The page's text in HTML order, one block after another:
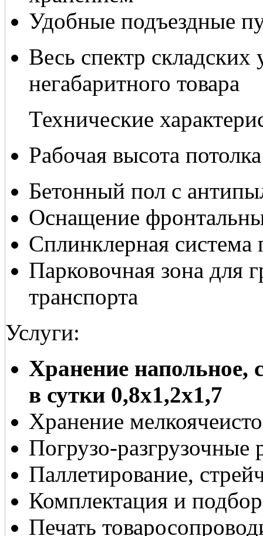
Удобные подъездные
Весь спектр
негабаритного товара
Технические
Рабочая высота
Бетонный пол с
Оснащение
Сплинклерная
Парковочная зона для
транспорта
Услуги:
Хранение напольное,
в сутки 0,8х1,2х1,7
Хранение
Погрузо-разгрузочные
Паллетирование,
Комплектация и подбор
Печать